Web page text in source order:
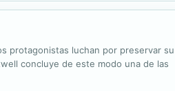
protagonistas luchan por preservar su
concluye de este modo una de las